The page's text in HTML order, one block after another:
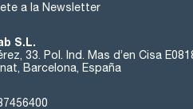
a la Newsletter
S.L.
33. Pol. Ind. Mas d’en Cisa
Barcelona, España